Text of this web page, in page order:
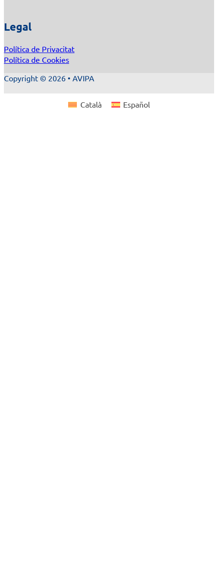
Legal
Política de Privacitat
Política de Cookies
Copyright © 2026 • AVIPA
Català Español